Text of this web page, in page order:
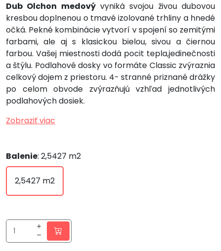
Dub Olchon medovývyniká svojou živou dubovou
kresbou doplnenou o tmavé izolované trhliny a hnedé
očká. Pekné kombinácie vytvorí v spojení so zemitými
farbami, ale aj s klasickou bielou, sivou a čiernou
farbou. Vašej miestnosti dodá pocit tepla,jedinečnosti
a štýlu. Podlahové dosky vo formáte Classic zvýraznia
celkový dojem z priestoru. 4- stranné priznané drážky
po celom obvode zvýrazňujú vzhľad jednotlivých
podlahových dosiek.
Zobraziť viac
Balenie: 2,5427 m2
2,5427 m2